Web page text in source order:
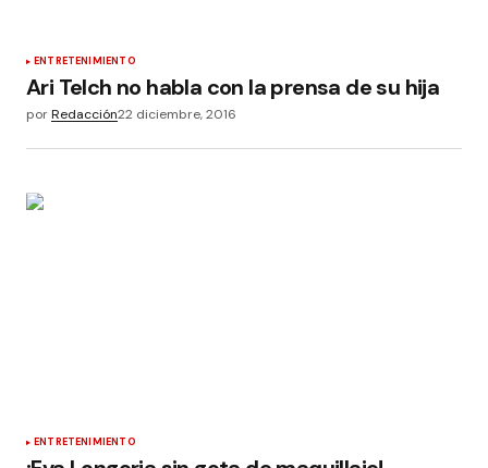
ENTRETENIMIENTO
Ari Telch no habla con la prensa de su hija
porRedacción22 diciembre, 2016
ENTRETENIMIENTO